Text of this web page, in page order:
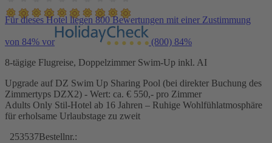
Für dieses Hotel liegen 800 Bewertungen mit einer Zustimmung
von 84% vor (800) 84%
8-tägige Flugreise, Doppelzimmer Swim-Up inkl. AI
Upgrade auf DZ Swim Up Sharing Pool (bei direkter Buchung des
Zimmertyps DZX2) - Wert: ca. € 550,- pro Zimmer
Adults Only Stil-Hotel ab 16 Jahren – Ruhige Wohlfühlatmosphäre
für erholsame Urlaubstage zu zweit
253537Bestellnr.: